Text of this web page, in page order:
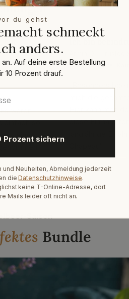
waren
einfach so
keines,
✓ Verifizierter
Hier kann man
diese Firma
Saison
Bundle
du gehst
schmeckt
anders.
Auf deine erste Bestellung
10 Prozent drauf.
Prozent sichern
Neuheiten, Abmeldung jederzeit
die Datenschutzhinweise.
keine T-Online-Adresse, dort
Mails leider oft nicht an.